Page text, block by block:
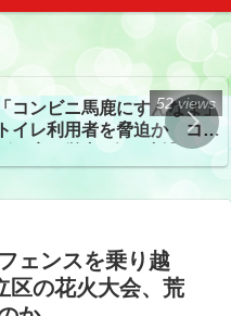
「コンビニ馬鹿にすんなよ」
トイレ利用者を脅迫か コン
52 views
ェンスを乗り越
の花火大会、荒